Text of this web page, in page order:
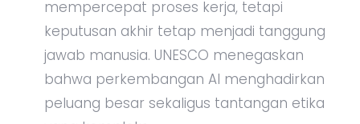
mempercepat proses kerja, tetapi
keputusan akhir tetap menjadi tanggung
jawab manusia. UNESCO menegaskan
bahwa perkembangan AI menghadirkan
peluang besar sekaligus tantangan etika